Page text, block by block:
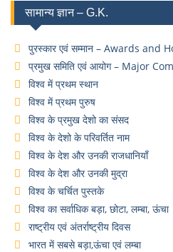
सामान्य ज्ञान – G.K.
पुरस्कार एवं सम्मान – Awards and
प्रमुख समिति एवं आयोग – Major
विश्व में प्रथम स्थान
विश्व में प्रथम पुरुष
विश्व के प्रमुख देशो का संसद
विश्व के देशो के परिवर्तित नाम
विश्व के देश और उनकी राजधानियाँ
विश्व के देश और उनकी मुद्रा
विश्व के चर्चित पुस्तके
विश्व का सर्वाधिक बड़ा, छोटा, लम्बा, ऊंचा
राष्ट्रीय एवं अंतर्राष्ट्रीय दिवस
भारत में सबसे बड़ा,ऊंचा एवं लम्बा